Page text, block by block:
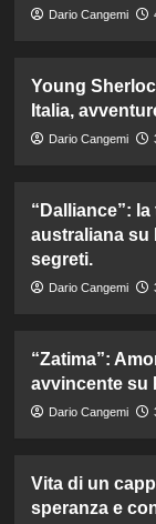
Dario Cangemi
Young
Italia,
Dario Cangemi
“Dalliance”:
australiana su
segreti.
Dario Cangemi
“Zatima”:
avvincente su
Dario Cangemi
Vita di un
speranza e